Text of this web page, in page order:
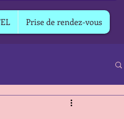
Prise de rendez-vous